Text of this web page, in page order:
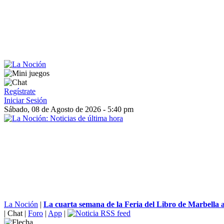
Regístrate
Iniciar Sesión
Sábado, 08 de Agosto de 2026 - 5:40 pm
La Noción | La cuarta semana de la Feria del Libro de Marbella
| Chat | Foro | App |